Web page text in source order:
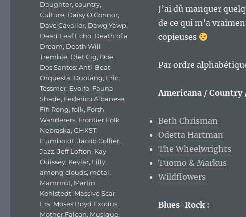
J’ai dû manquer
de ce qui m’a
copieuses
Par ordre
Americana / Country
Beth Chrisman
Odetta Hartman
The Wheelwrights
Tuomo & Markus
Wildflowers
Blues-Rock :
Daughter,country,
Culture, Daisy O'Connor,
Dave Cavalier, Dawg Yawp,
Dead Leaf Echo, Death of a
Dream, Death Will
Tremble, Diet Cig, Doe,
Dos Santos: Anti-Beat
Orquesta, Duotang, Eric
Tessmer, Evolfo, Fauna
Shade, Federico Albanese,
Fifi Rong,folk, Forth
Wanderers, Frontier Folk
Nebraska,GHXST,
Humboldt,Jacob Collier,
Jazz,Jeff Lofton, Kay
Odissey, Kevlar, Lilly
among clouds, métal,
Mammút, Martin
Kohlstedt, Massive Scar
Era, Moses Boyd Exodus,
Mother Falcon, Musique,